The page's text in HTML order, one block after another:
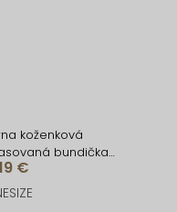
koženková
bundička
€